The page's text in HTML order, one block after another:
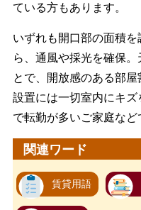
ている方もあります。
いずれも開口部の面積
ら、通風や採光を確保
とで、開放感のある部屋
設置には一切室内にキ
で転勤が多いご家庭など
関連ワード
賃貸用語